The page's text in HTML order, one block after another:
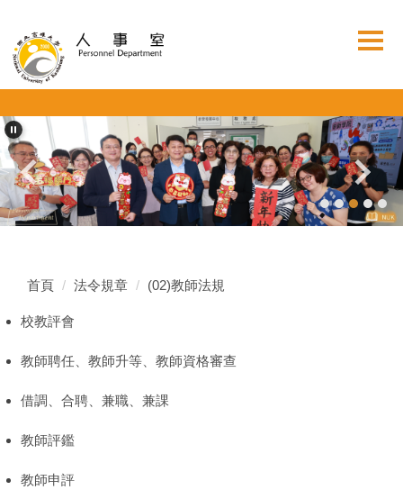
主
要
內
區
首頁 法令規章 (02)教師法規
校教評會
教師聘任、教師升等、教師資格審查
借調、合聘、兼職、兼課
教師評鑑
教師申評